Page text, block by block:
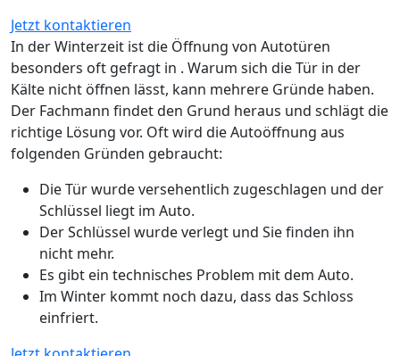
Jetzt kontaktieren
In der Winterzeit ist die Öffnung von Autotüren
besonders oft gefragt in . Warum sich die Tür in der
Kälte nicht öffnen lässt, kann mehrere Gründe haben.
Der Fachmann findet den Grund heraus und schlägt die
richtige Lösung vor. Oft wird die Autoöffnung aus
folgenden Gründen gebraucht:
Die Tür wurde versehentlich zugeschlagen und der
Schlüssel liegt im Auto.
Der Schlüssel wurde verlegt und Sie finden ihn
nicht mehr.
Es gibt ein technisches Problem mit dem Auto.
Im Winter kommt noch dazu, dass das Schloss
einfriert.